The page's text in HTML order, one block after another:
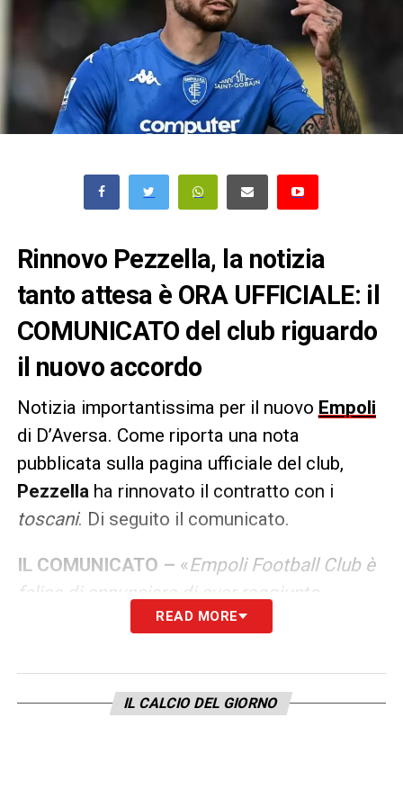
Rinnovo Pezzella, la notizia
tanto attesa è ORA UFFICIALE: il
COMUNICATO del club riguardo
il nuovo accordo
Notizia importantissima per il nuovo Empoli
di D’Aversa. Come riporta una nota
pubblicata sulla pagina ufficiale del club,
Pezzella ha rinnovato il contratto con i
toscani. Di seguito il comunicato.
IL COMUNICATO – «Empoli Football Club è
felice di annunciare di aver raggiunto
l’accordo con il calciatore Giuseppe Pezzella
giugno 2026, con opzione per un’ulteriore
stagione».
READ MORE
IL CALCIO DEL GIORNO